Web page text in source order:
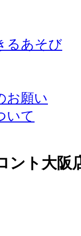
るあそび
お願い
いて
ント大阪